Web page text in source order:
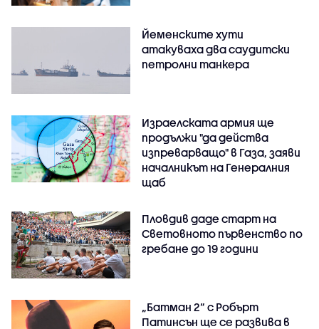
Йеменските хути
атакуваха два саудитски
петролни танкера
Израелската армия ще
продължи "да действа
изпреварващо" в Газа, заяви
началникът на Генералния
щаб
Пловдив даде старт на
Световното първенство по
гребане до 19 години
„Батман 2“ с Робърт
Патинсън ще се развива в